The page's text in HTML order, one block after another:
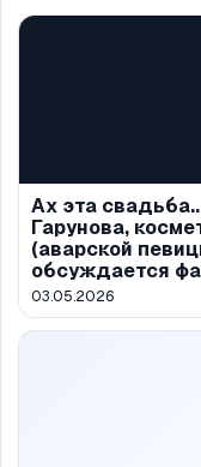
Ах эта
Гарунова,
(аварской
обсуждается
03.05.2026